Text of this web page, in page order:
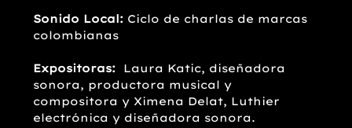
Sonido Local: Ciclo de charlas de marcas
colombianas
Expositoras:
Laura Katic, diseñadora
sonora, productora musical y
compositora y Ximena Delat, Luthier
electrónica y diseñadora sonora.